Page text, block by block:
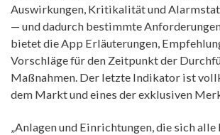
Auswirkungen, Kritikalität und
— und dadurch bestimmte
bietet die App Erläuterungen,
Vorschläge für den Zeitpunkt der
Maßnahmen. Der letzte Indikator ist
dem Markt und eines der exklusiven
„Anlagen und Einrichtungen, die sich